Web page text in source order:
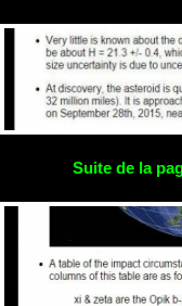
Suite de la